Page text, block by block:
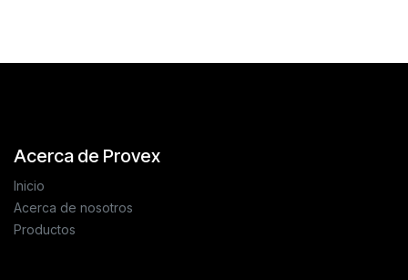
Acerca de Provex
Inicio
Acerca de nosotros
Productos